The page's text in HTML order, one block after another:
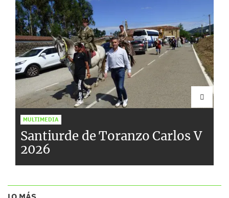
MULTIMEDIA
Santiurde de Toranzo Carlos V
2026